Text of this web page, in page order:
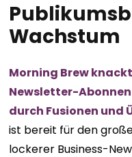
Wachstum
Morning Brew
Newsletter-
durch Fusionen und
ist bereit für den
lockerer Business-